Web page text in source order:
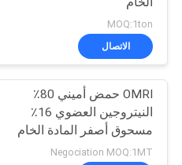
أشرطة
فيديو
معلومات
MOQ:1ton
الاتصال
OMRI حمض أميني 80٪
النيتروجين العضوي 16٪
مسحوق أصفر المادة الخام
للأسمدة
Negociation MOQ:1MT